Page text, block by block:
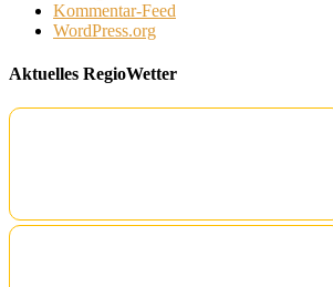
Kommentar-Feed
WordPress.org
Aktuelles RegioWetter